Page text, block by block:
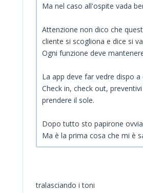
Ma nel caso all'ospite vada
Attenzione non dico che
cliente si scogliona e dice si
Ogni funzione deve
La app deve far vedre dispo
Check in, check out,
prendere il sole.
Dopo tutto sto papirone
Ma è la prima cosa che mi è
tralasciando i toni